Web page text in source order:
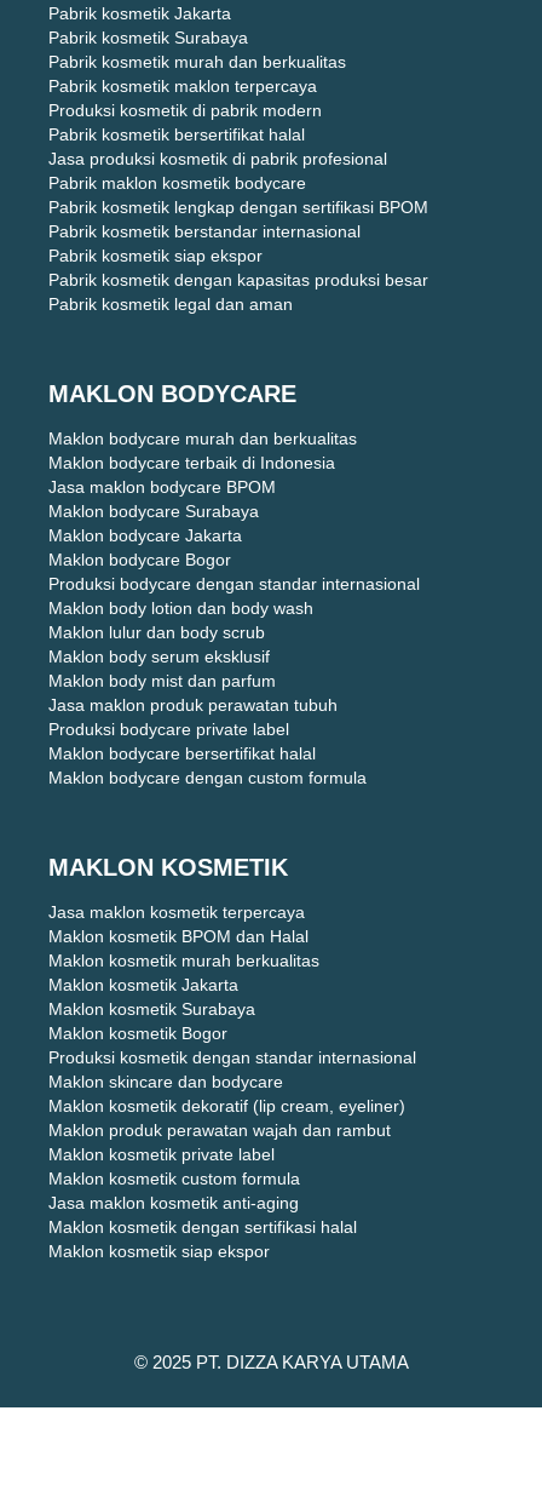
Pabrik kosmetik Jakarta
Pabrik kosmetik Surabaya
Pabrik kosmetik murah dan berkualitas
Pabrik kosmetik maklon terpercaya
Produksi kosmetik di pabrik modern
Pabrik kosmetik bersertifikat halal
Jasa produksi kosmetik di pabrik profesional
Pabrik maklon kosmetik bodycare
Pabrik kosmetik lengkap dengan sertifikasi BPOM
Pabrik kosmetik berstandar internasional
Pabrik kosmetik siap ekspor
Pabrik kosmetik dengan kapasitas produksi besar
Pabrik kosmetik legal dan aman
MAKLON BODYCARE
Maklon bodycare murah dan berkualitas
Maklon bodycare terbaik di Indonesia
Jasa maklon bodycare BPOM
Maklon bodycare Surabaya
Maklon bodycare Jakarta
Maklon bodycare Bogor
Produksi bodycare dengan standar internasional
Maklon body lotion dan body wash
Maklon lulur dan body scrub
Maklon body serum eksklusif
Maklon body mist dan parfum
Jasa maklon produk perawatan tubuh
Produksi bodycare private label
Maklon bodycare bersertifikat halal
Maklon bodycare dengan custom formula
MAKLON KOSMETIK
Jasa maklon kosmetik terpercaya
Maklon kosmetik BPOM dan Halal
Maklon kosmetik murah berkualitas
Maklon kosmetik Jakarta
Maklon kosmetik Surabaya
Maklon kosmetik Bogor
Produksi kosmetik dengan standar internasional
Maklon skincare dan bodycare
Maklon kosmetik dekoratif (lip cream, eyeliner)
Maklon produk perawatan wajah dan rambut
Maklon kosmetik private label
Maklon kosmetik custom formula
Jasa maklon kosmetik anti-aging
Maklon kosmetik dengan sertifikasi halal
Maklon kosmetik siap ekspor
© 2025 PT. DIZZA KARYA UTAMA